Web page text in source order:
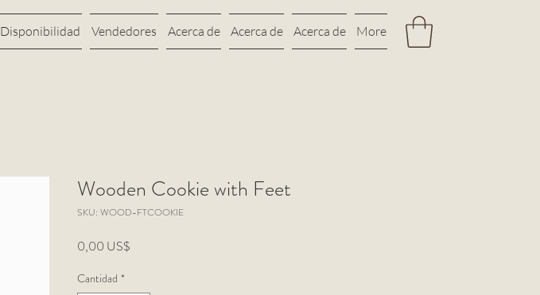
Disponibilidad Vendedores Acerca de Acerca de Acerca de More
Wooden Cookie with Feet
SKU: WOOD-FTCOOKIE
0,00 US$
Cantidad *